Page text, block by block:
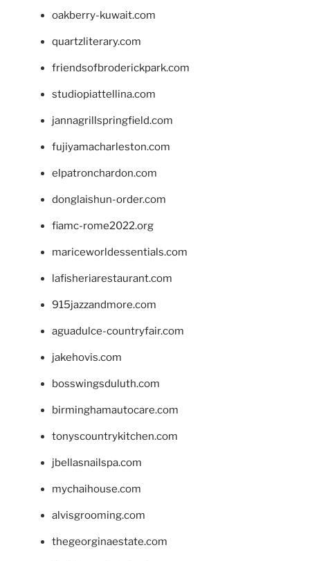
oakberry-kuwait.com
quartzliterary.com
friendsofbroderickpark.com
studiopiattellina.com
jannagrillspringfield.com
fujiyamacharleston.com
elpatronchardon.com
donglaishun-order.com
fiamc-rome2022.org
mariceworldessentials.com
lafisheriarestaurant.com
915jazzandmore.com
aguadulce-countryfair.com
jakehovis.com
bosswingsduluth.com
birminghamautocare.com
tonyscountrykitchen.com
jbellasnailspa.com
mychaihouse.com
alvisgrooming.com
thegeorginaestate.com